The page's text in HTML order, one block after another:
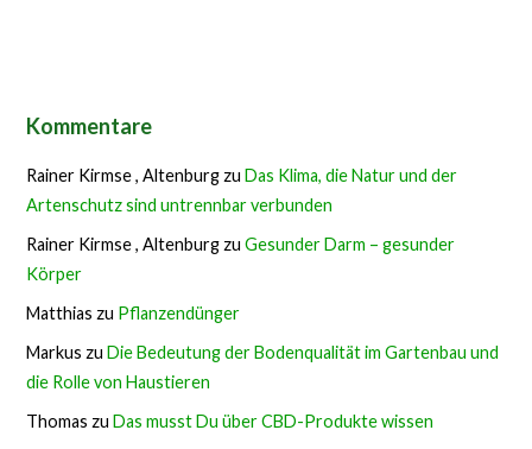
Kommentare
Rainer Kirmse , Altenburgzu Das Klima, die Natur und der
Artenschutz sind untrennbar verbunden
Rainer Kirmse , AltenburgzuGesunder Darm – gesunder
Körper
Matthias zu Pflanzendünger
Markus zu Die Bedeutung der Bodenqualität im Gartenbau und
die Rolle von Haustieren
Thomas zu Das musst Du über CBD-Produkte wissen